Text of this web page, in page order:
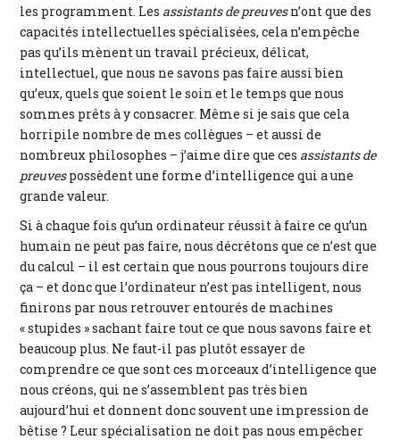
les programment. Les assistants de preuvesn’ont que des
capacités intellectuelles spécialisées, cela n’empêche
pas qu’ils mènent un travail précieux, délicat,
intellectuel, que nous ne savons pas faire aussi bien
qu’eux, quels que soient le soin et le temps que nous
sommes prêts à y consacrer. Même si je sais que cela
horripile nombre de mes collègues – et aussi de
nombreux philosophes – j’aime dire que ces assistants de
preuvespossèdent une forme d’intelligence qui a une
grande valeur.
Si à chaque fois qu’un ordinateur réussit à faire ce qu’un
humain ne peut pas faire, nous décrétons que ce n’est que
du calcul – il est certain que nous pourrons toujours dire
ça – et donc que l’ordinateur n’est pas intelligent, nous
finirons par nous retrouver entourés de machines
« stupides » sachant faire tout ce que nous savons faire et
beaucoup plus. Ne faut-il pas plutôt essayer de
comprendre ce que sont ces morceaux d’intelligence que
nous créons, qui ne s’assemblent pas très bien
aujourd’hui et donnent donc souvent une impression de
bêtise ? Leur spécialisation ne doit pas nous empêcher